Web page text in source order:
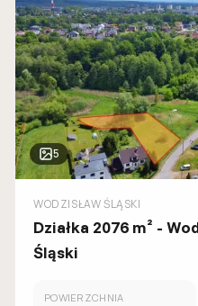
5
WODZISŁAW ŚLĄSKI
Działka 2076 m² -
Śląski
POWIERZCHNIA